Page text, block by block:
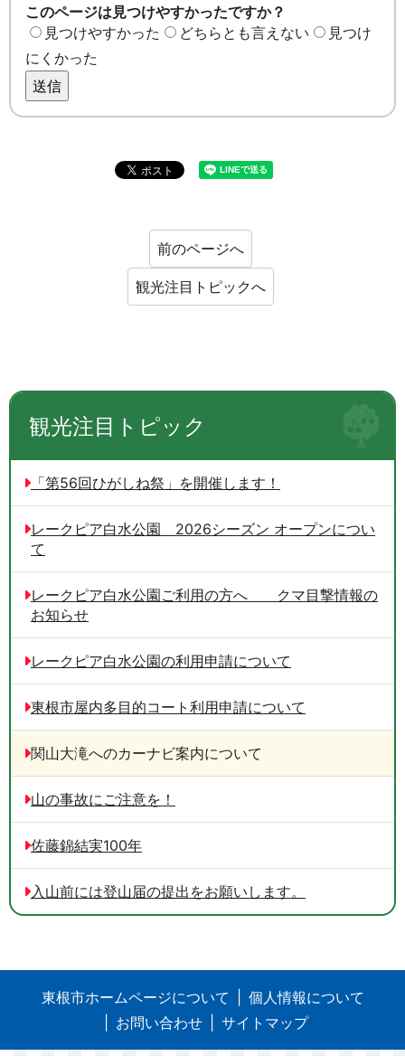
このページは見つけやすかったですか？
見つけやすかった
どちらとも言えない
見つけ
にくかった
送信
前のページへ
観光注目トピックへ
観光注目トピック
「第56回ひがしね祭」を開催します！
レークピア白水公園 2026シーズン オープンについ
て
レークピア白水公園ご利用の方へ クマ目撃情報の
お知らせ
レークピア白水公園の利用申請について
東根市屋内多目的コート利用申請について
関山大滝へのカーナビ案内について
山の事故にご注意を！
佐藤錦結実100年
入山前には登山届の提出をお願いします。
東根市ホームページについて
個人情報について
お問い合わせ
サイトマップ